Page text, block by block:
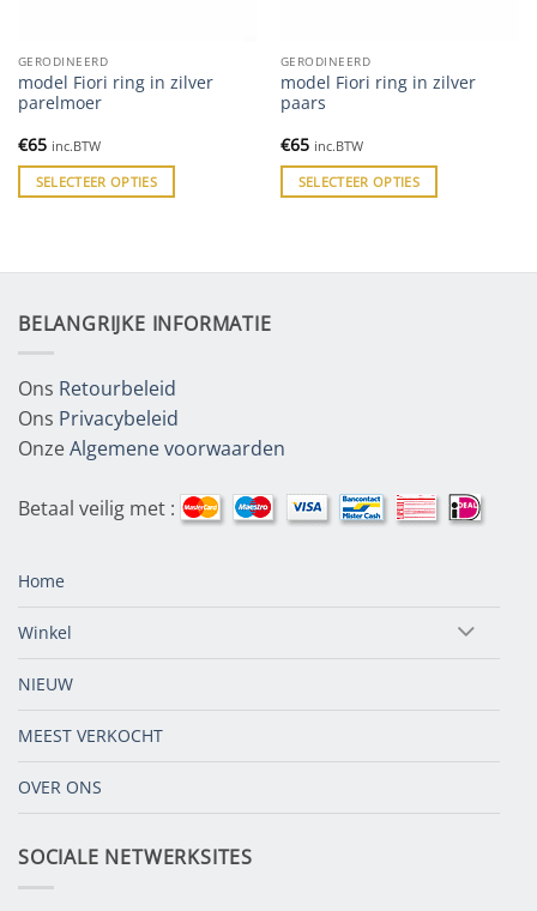
GERODINEERD
model Fiori ring in zilver
parelmoer
€65 inc.BTW
SELECTEER OPTIES
GERODINEERD
model Fiori ring in zilver
paars
€65 inc.BTW
SELECTEER OPTIES
BELANGRIJKE INFORMATIE
Ons Retourbeleid
Ons Privacybeleid
OnzeAlgemene voorwaarden
Betaal veilig met :
Home
Winkel
NIEUW
MEEST VERKOCHT
OVER ONS
SOCIALE NETWERKSITES